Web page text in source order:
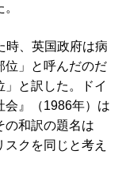
、英国政府は病
位」と呼んだのだ
と訳した。ドイ
会』（1986年）は
の和訳の題名は
スクを同じと考え